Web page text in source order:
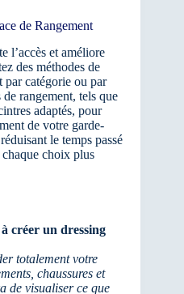
de Rangement
l’accès et améliore
des méthodes de
par catégorie ou par
rangement, tels que
adaptés, pour
de votre garde-
le temps passé
chaque choix plus
créer un dressing
totalement votre
chaussures et
de visualiser ce que